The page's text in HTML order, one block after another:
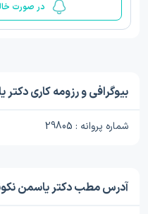
در صورت
بیوگرافی و رزومه کاری
شماره پروانه : 29805
آدرس مطب دکتر یاسمن